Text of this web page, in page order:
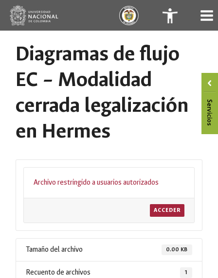
Saltar
contenido
. .
Diagramas de flujo
EC – Modalidad
cerrada legalización
en Hermes
Archivo restringido a usuarios autorizados
ACCEDER
Tamaño del archivo 0.00 KB
Recuento de archivos 1